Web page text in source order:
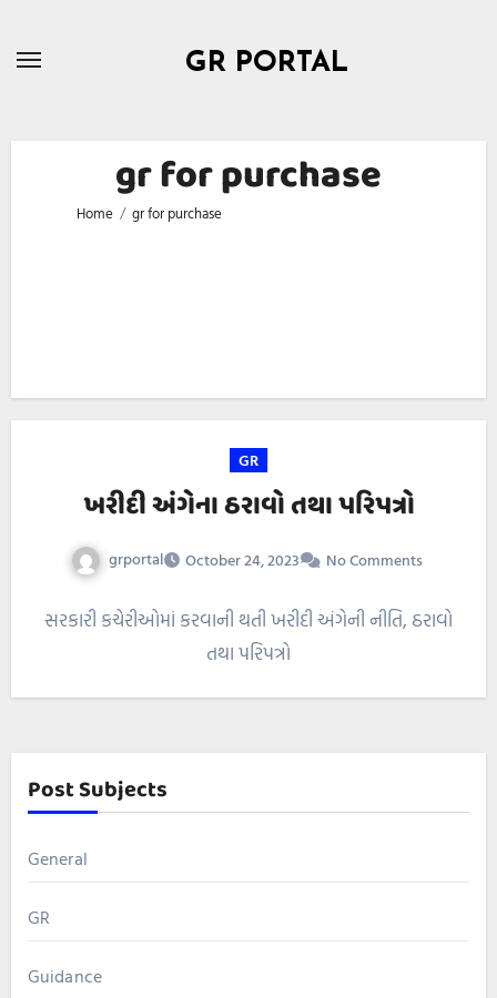
content
GR PORTAL
gr for purchase
Home gr for purchase
GR
ખરીદી અંગેના ઠરાવો તથા પરિપત્રો
grportal October 24, 2023 No Comments
સરકારી કચેરીઓમાં કરવાની થતી ખરીદી અંગેની નીતિ, ઠરાવો
તથા પરિપત્રો
Post Subjects
General
GR
Guidance